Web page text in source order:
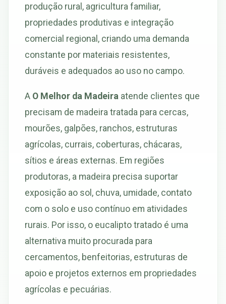
produção rural, agricultura familiar,
propriedades produtivas e integração
comercial regional, criando uma demanda
constante por materiais resistentes,
duráveis e adequados ao uso no campo.
A O Melhor da Madeira atende clientes que
precisam de madeira tratada para cercas,
mourões, galpões, ranchos, estruturas
agrícolas, currais, coberturas, chácaras,
sítios e áreas externas. Em regiões
produtoras, a madeira precisa suportar
exposição ao sol, chuva, umidade, contato
com o solo e uso contínuo em atividades
rurais. Por isso, o eucalipto tratado é uma
alternativa muito procurada para
cercamentos, benfeitorias, estruturas de
apoio e projetos externos em propriedades
agrícolas e pecuárias.